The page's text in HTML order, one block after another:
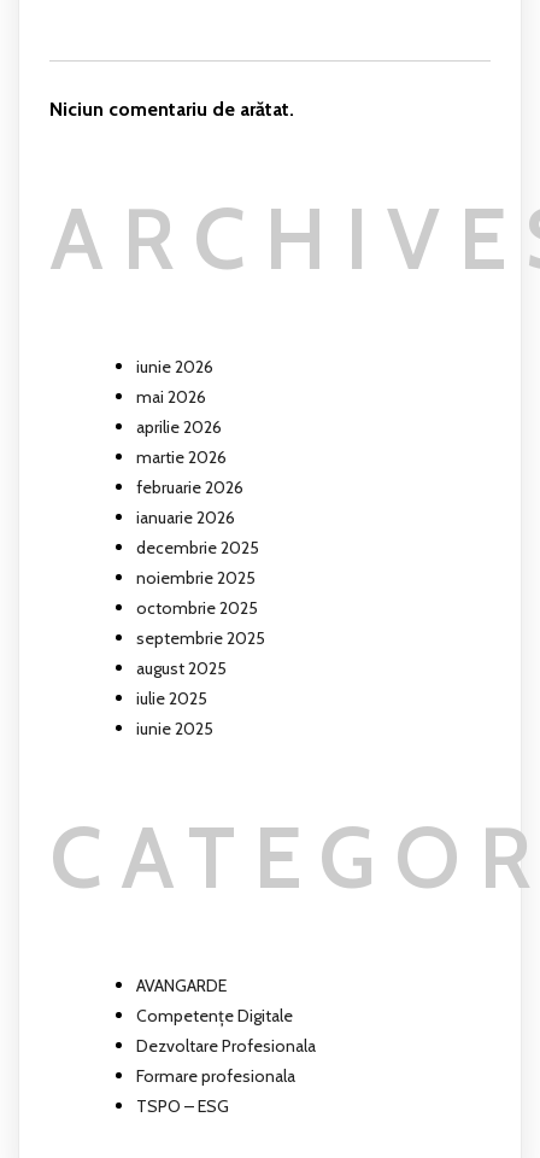
Niciun comentariu de arătat.
iunie 2026
mai 2026
aprilie 2026
martie 2026
februarie 2026
ianuarie 2026
decembrie 2025
noiembrie 2025
octombrie 2025
septembrie 2025
august 2025
iulie 2025
iunie 2025
AVANGARDE
Competențe Digitale
Dezvoltare Profesionala
Formare profesionala
TSPO – ESG